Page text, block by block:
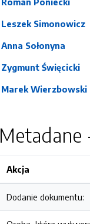
Leszek Simonowicz
Anna Sołonyna
Zygmunt Święcicki
Marek Wierzbowski
Metadane
Akcja
Dodanie dokumentu: